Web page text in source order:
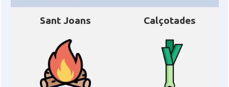
Sant Joans Calçotades